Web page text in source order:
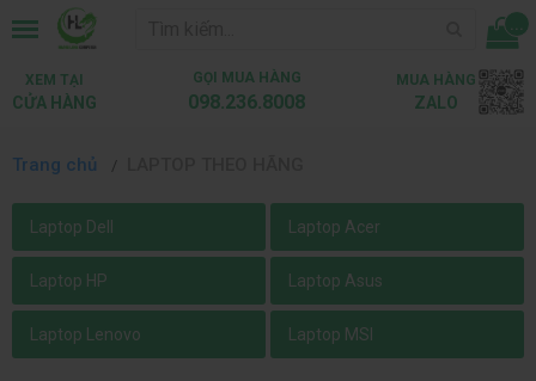
...
XEM TẠI
CỬA HÀNG
GỌI MUA HÀNG
098.236.8008
MUA HÀNG
ZALO
Trang chủ
Laptop Dell Laptop Acer
Laptop HP Laptop Asus
Laptop Lenovo Laptop MSI